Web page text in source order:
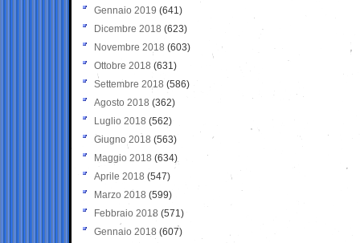
Gennaio 2019 (641)
Dicembre 2018 (623)
Novembre 2018 (603)
Ottobre 2018 (631)
Settembre 2018 (586)
Agosto 2018 (362)
Luglio 2018 (562)
Giugno 2018 (563)
Maggio 2018 (634)
Aprile 2018 (547)
Marzo 2018 (599)
Febbraio 2018 (571)
Gennaio 2018 (607)